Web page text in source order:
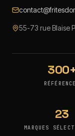
55-73 rue Blaise
300+
23
MARQUES